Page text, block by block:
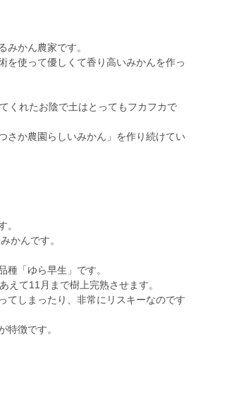
かん農家です。
を使って優しくて香り高いみかんを作っ
くれたお陰で土はとってもフカフカで
さか農園らしいみかん」を作り続けてい
。
かんです。
種「ゆら早生」です。
えて11月まで樹上完熟させます。
てしまったり、非常にリスキーなのです
特徴です。